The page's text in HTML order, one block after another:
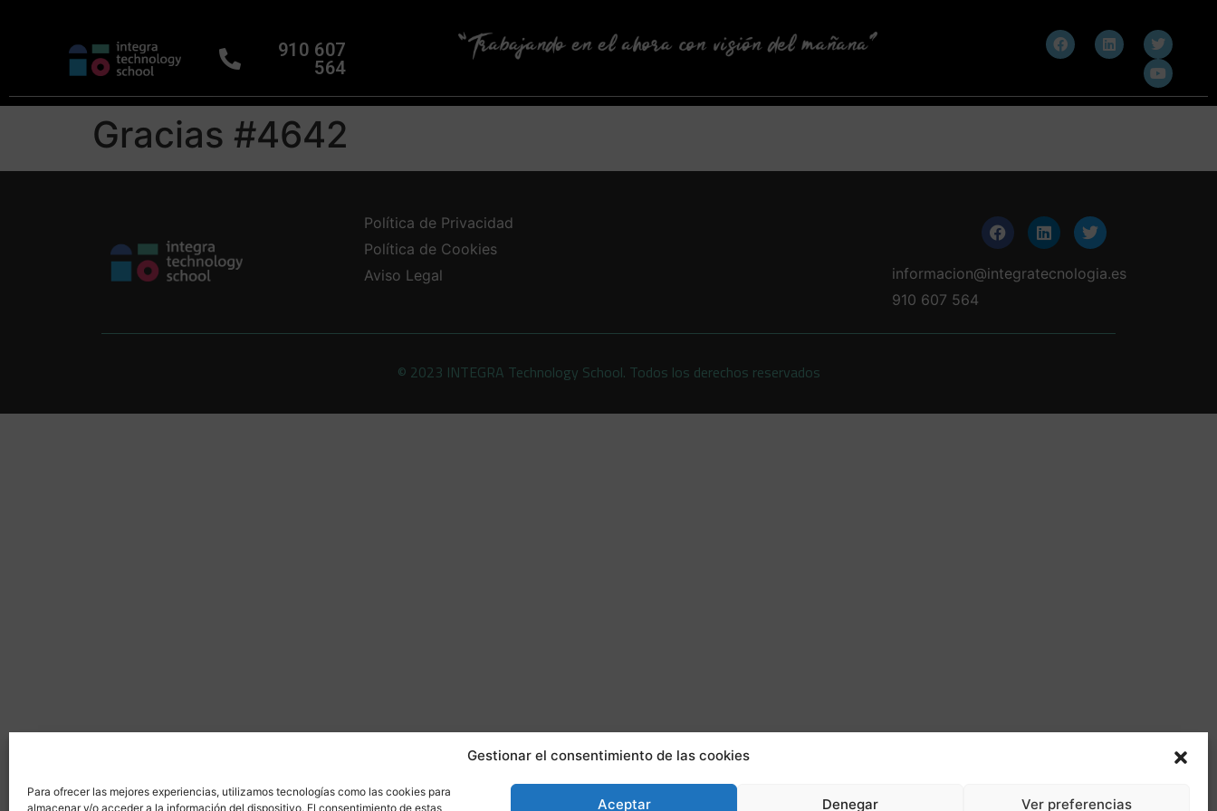
Gestionar el consentimiento de las cookies
Para ofrecer las mejores experiencias, utilizamos tecnologías como las cookies para
almacenar y/o acceder a la información del dispositivo. El consentimiento de estas
Aceptar Denegar Ver preferencias
910 607
564
Gracias #4642
Política de Privacidad
Política de Cookies
Aviso Legal
informacion@integratecnologia.es
910 607 564
© 2023 INTEGRA Technology School. Todos los derechos reservados